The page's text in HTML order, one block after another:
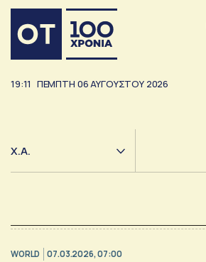
19:11 ΠΕΜΠΤΗ 06ΑΥΓΟΥΣΤΟΥ 2026
Χ.Α.
WORLD 07.03.2026, 07:00